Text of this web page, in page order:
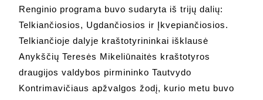
Renginio programa buvo sudaryta iš trijų dalių:
Telkiančiosios, Ugdančiosios ir Įkvepiančiosios.
Telkiančioje dalyje kraštotyrininkai išklausė
Anykščių Teresės Mikeliūnaitės kraštotyros
draugijos valdybos pirmininko Tautvydo
Kontrimavičiaus apžvalgos žodį, kurio metu buvo